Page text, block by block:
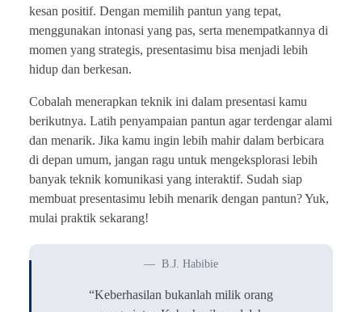
kesan positif. Dengan memilih pantun yang tepat,
menggunakan intonasi yang pas, serta menempatkannya di
momen yang strategis, presentasimu bisa menjadi lebih
hidup dan berkesan.
Cobalah menerapkan teknik ini dalam presentasi kamu
berikutnya. Latih penyampaian pantun agar terdengar alami
dan menarik. Jika kamu ingin lebih mahir dalam berbicara
di depan umum, jangan ragu untuk mengeksplorasi lebih
banyak teknik komunikasi yang interaktif. Sudah siap
membuat presentasimu lebih menarik dengan pantun? Yuk,
mulai praktik sekarang!
B.J. Habibie
“Keberhasilan bukanlah milik orang